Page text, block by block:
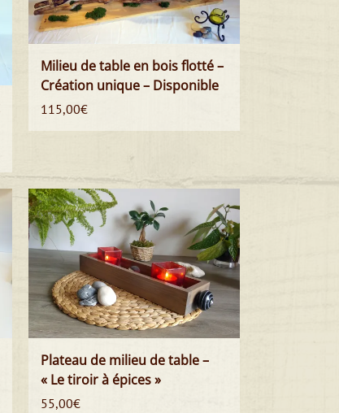
Milieu de table en bois flotté –
Création unique – Disponible
115,00€
Plateau de milieu de table –
« Le tiroir à épices »
55,00€